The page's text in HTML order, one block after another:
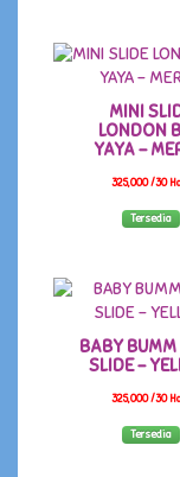
MINI
LONDON
YAYA -
325,000 /30
Tersedia
BABY BUMM
SLIDE -
325,000 /30
Tersedia